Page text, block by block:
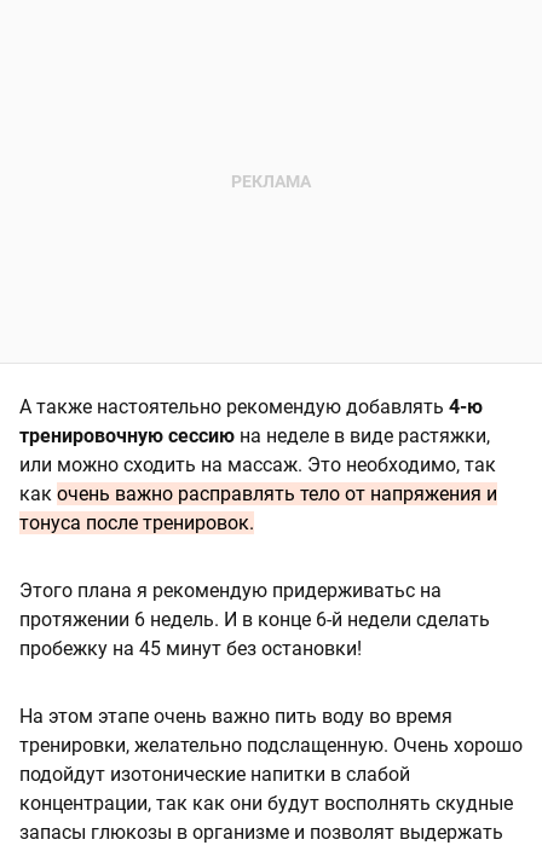
А также настоятельно рекомендую добавлять 4-ю
тренировочную сессию на неделе в виде растяжки,
или можно сходить на массаж. Это необходимо, так
как очень важно расправлять тело от напряжения и
тонуса после тренировок.
Этого плана я рекомендую придерживатьс на
протяжении 6 недель. И в конце 6-й недели сделать
пробежку на 45 минут без остановки!
На этом этапе очень важно пить воду во время
тренировки, желательно подслащенную. Очень хорошо
подойдут изотонические напитки в слабой
концентрации, так как они будут восполнять скудные
запасы глюкозы в организме и позволят выдержать